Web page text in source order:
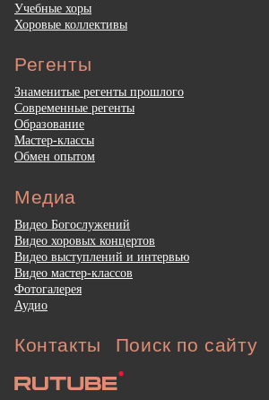
Учебные хоры
Хоровые коллективы
Регенты
Знаменитые регенты прошлого
Современные регенты
Образование
Мастер-классы
Обмен опытом
Медиа
Видео Богослужений
Видео хоровых концертов
Видео выступлений и интервью
Видео мастер-классов
Фотогалерея
Аудио
Контакты Поиск по сайту